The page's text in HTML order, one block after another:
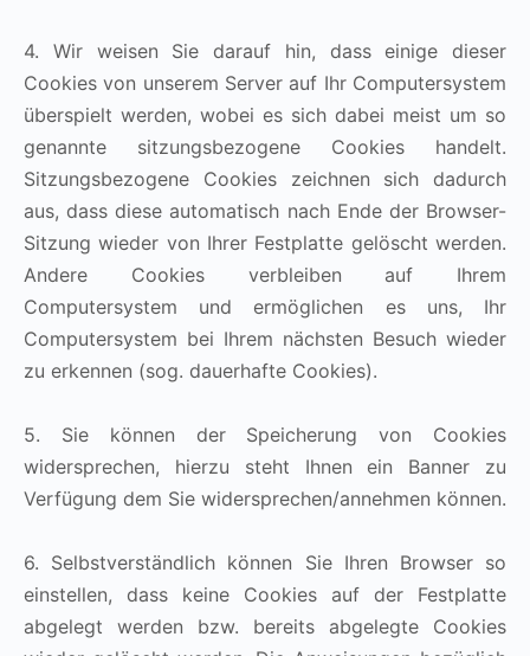
4. Wir weisen Sie darauf hin, dass einige dieser
Cookies von unserem Server auf Ihr Computersystem
überspielt werden, wobei es sich dabei meist um so
genannte sitzungsbezogene Cookies handelt.
Sitzungsbezogene Cookies zeichnen sich dadurch
aus, dass diese automatisch nach Ende der Browser-
Sitzung wieder von Ihrer Festplatte gelöscht werden.
Andere Cookies verbleiben auf Ihrem
Computersystem und ermöglichen es uns, Ihr
Computersystem bei Ihrem nächsten Besuch wieder
zu erkennen (sog. dauerhafte Cookies).
5. Sie können der Speicherung von Cookies
widersprechen, hierzu steht Ihnen ein Banner zu
Verfügung dem Sie widersprechen/annehmen können.
6. Selbstverständlich können Sie Ihren Browser so
einstellen, dass keine Cookies auf der Festplatte
abgelegt werden bzw. bereits abgelegte Cookies